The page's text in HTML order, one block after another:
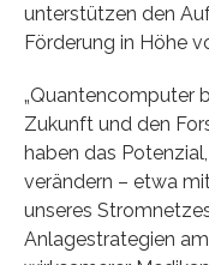
unterstützen den
Förderung in Höhe
„Quantencomputer
Zukunft und den
haben das
verändern – etwa
unseres
Anlagestrategien